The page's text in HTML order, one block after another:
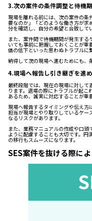
3.次の案件の条件調整と待機
現場を離れる前には、次の案件の条
要なのか」「どのような働き方が求
分を確認し、自分の希望と合致して
また、案件間で待機期間が発生す
いても事前に把握しておくことが
価の低下といった思わぬトラブルに
納得して次の現場へ進むためにも、
4.現場へ報告し引き継ぎを進
最終段階では、現在の現場に対して
ります。退場の際にトラブルが起
あるため、誠実に対応することが重
現場へ報告するタイミングや伝え方
担当が現場とやり取りしているケー
なるリスクがあります。
また、業務マニュアルの作成や口
ように配慮することも大切です。円
の移行もスムーズになります。
SES案件を抜ける際に